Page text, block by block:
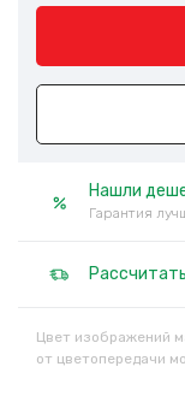
Нашли
Гарантия
Цвет изображений
от цветопередачи